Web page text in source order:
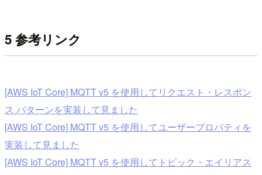
5 参考リンク
[AWS IoT Core] MQTT v5 を使用してリクエスト・レスポン
ス パターンを実装して見ました
[AWS IoT Core] MQTT v5 を使用してユーザープロパティを
実装して見ました
[AWS IoT Core] MQTT v5 を使用してトピック・エイリアス